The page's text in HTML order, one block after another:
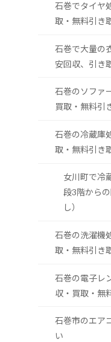
石巻でタイヤ
取・無料引き
石巻で大量の
安回収、引き
石巻のソファ
買取・無料引
石巻の冷蔵庫
取・無料引き
女川町で冷
段3階から
し）
石巻の洗濯機
取・無料引き
石巻の電子レ
収・買取・無
石巻市のエア
い